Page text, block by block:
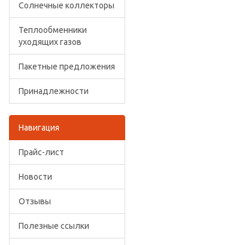
Солнечные коллекторы
Теплообменники
уходящих газов
Пакетные предложения
Принадлежности
Навигация
Прайс-лист
Новости
Отзывы
Полезные ссылки